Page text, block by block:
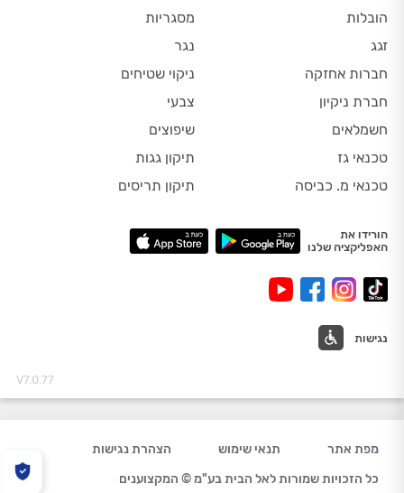
הובלות
זגג
חברות אחזקה
חברת ניקיון
חשמלאים
טכנאי גז
טכנאי מ. כביסה
מסגריות
נגר
ניקוי שטיחים
צבעי
שיפוצים
תיקון גגות
תיקון תריסים
הורידו את
האפליקציה שלנו
נגישות
V7.0.77
מפת אתר תנאי שימוש
הצהרת נגישות
כל הזכויות שמורות לאל הבית בע"מ © המקצוענים